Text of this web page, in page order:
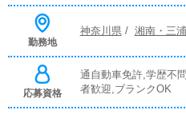
勤務地
神奈川県 / 湘南・三
応募資格
通自動車免許,学歴不
者歓迎,ブランクOK